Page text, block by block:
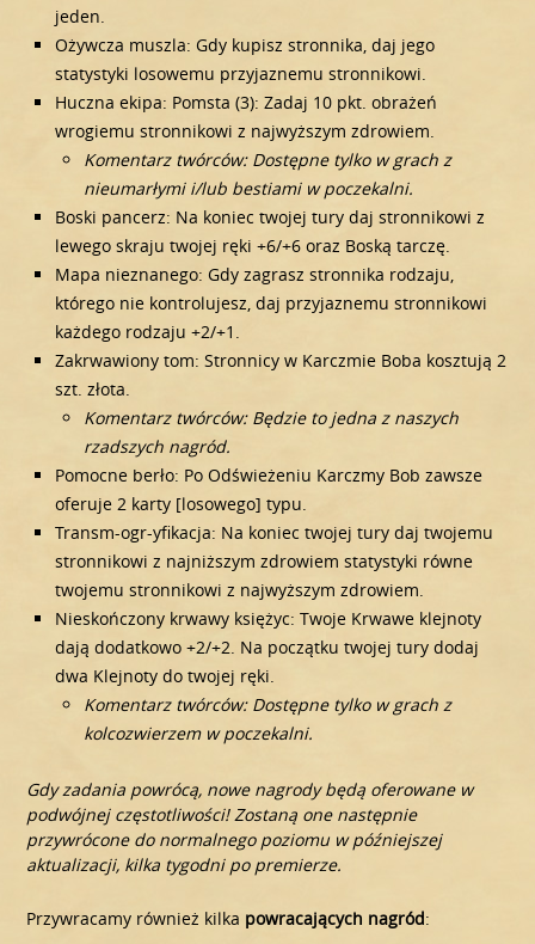
jeden.
Ożywcza muszla: Gdy kupisz stronnika, daj jego
statystyki losowemu przyjaznemu stronnikowi.
Huczna ekipa: Pomsta (3): Zadaj 10 pkt. obrażeń
wrogiemu stronnikowi z najwyższym zdrowiem.
Komentarz twórców: Dostępne tylko w grach z
nieumarłymi i/lub bestiami w poczekalni.
Boski pancerz: Na koniec twojej tury daj stronnikowi z
lewego skraju twojej ręki +6/+6 oraz Boską tarczę.
Mapa nieznanego: Gdy zagrasz stronnika rodzaju,
którego nie kontrolujesz, daj przyjaznemu stronnikowi
każdego rodzaju +2/+1.
Zakrwawiony tom: Stronnicy w Karczmie Boba kosztują 2
szt. złota.
Komentarz twórców: Będzie to jedna z naszych
rzadszych nagród.
Pomocne berło: Po Odświeżeniu Karczmy Bob zawsze
oferuje 2 karty [losowego] typu.
Transm-ogr-yfikacja: Na koniec twojej tury daj twojemu
stronnikowi z najniższym zdrowiem statystyki równe
twojemu stronnikowi z najwyższym zdrowiem.
Nieskończony krwawy księżyc: Twoje Krwawe klejnoty
dają dodatkowo +2/+2. Na początku twojej tury dodaj
dwa Klejnoty do twojej ręki.
Komentarz twórców: Dostępne tylko w grach z
kolcozwierzem w poczekalni.
Gdy zadania powrócą, nowe nagrody będą oferowane w
podwójnej częstotliwości! Zostaną one następnie
przywrócone do normalnego poziomu w późniejszej
aktualizacji, kilka tygodni po premierze.
Przywracamy również kilka powracających nagród: